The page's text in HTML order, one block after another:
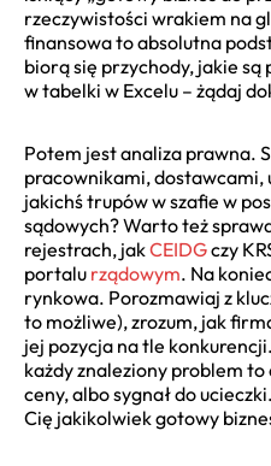
rzeczywistości wrakiem na
finansowa to absolutna
biorą się przychody, jakie
w tabelki w Excelu – żądaj
Potem jest analiza prawna.
pracownikami, dostawcami,
jakichś trupów w szafie w
sądowych? Warto też
rejestrach, jakCEIDGczy
portalu rządowym. Na
rynkowa. Porozmawiaj z
to możliwe), zrozum, jak
jej pozycja na tle
każdy znaleziony problem
ceny, albo sygnał do
Cię jakikolwiek gotowy